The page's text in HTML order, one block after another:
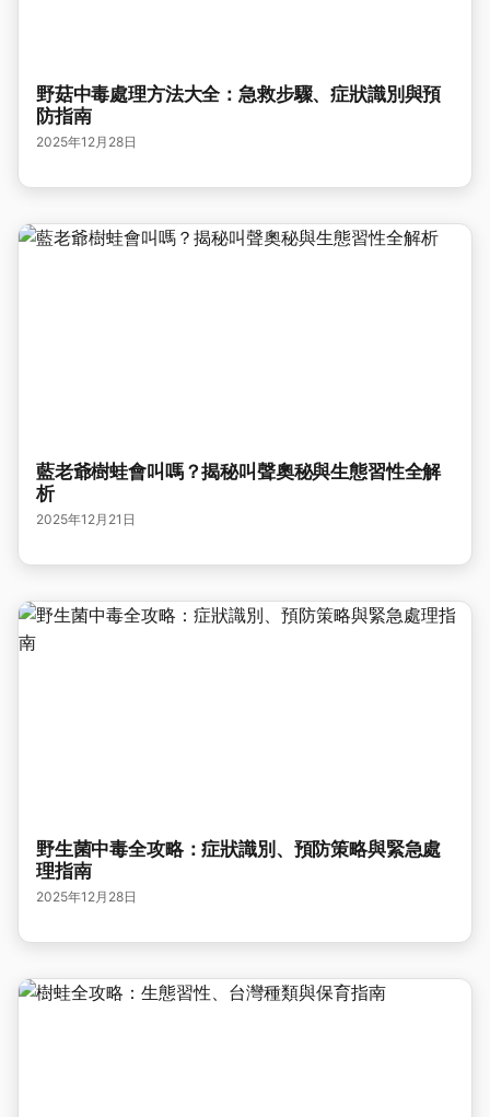
野菇中毒處理方法大全：急救步驟、症狀識別與預
防指南
2025年12月28日
藍老爺樹蛙會叫嗎？揭秘叫聲奧秘與生態習性全解
析
2025年12月21日
野生菌中毒全攻略：症狀識別、預防策略與緊急處
理指南
2025年12月28日